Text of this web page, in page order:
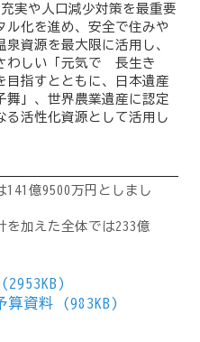
実や人口減少対策を最重要
ル化を進め、安全で住みや
資源を最大限に活用し、
わしい「元気で 長生き
目指すとともに、日本遺産
舞」、世界農業遺産に認定
る活性化資源として活用し
億9500万円としまし
加えた全体では233億
算資料 (983KB)